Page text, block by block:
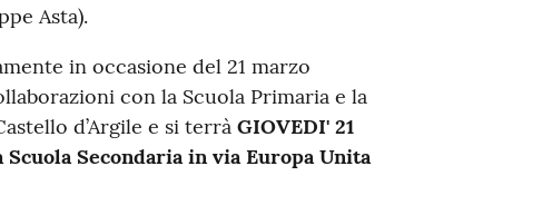
Asta).
in occasione del 21 marzo
con la Scuola Primaria e la
d’Argile e si terrà GIOVEDI' 21
Secondaria in via Europa Unita